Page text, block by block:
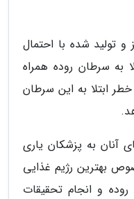
تولید شده با احتمال
ابتلا به سرطان روده همراه
ابتلا به این سرطان
آنان به پزشکان یاری
بهترین رژیم غذایی
و انجام تحقیقات